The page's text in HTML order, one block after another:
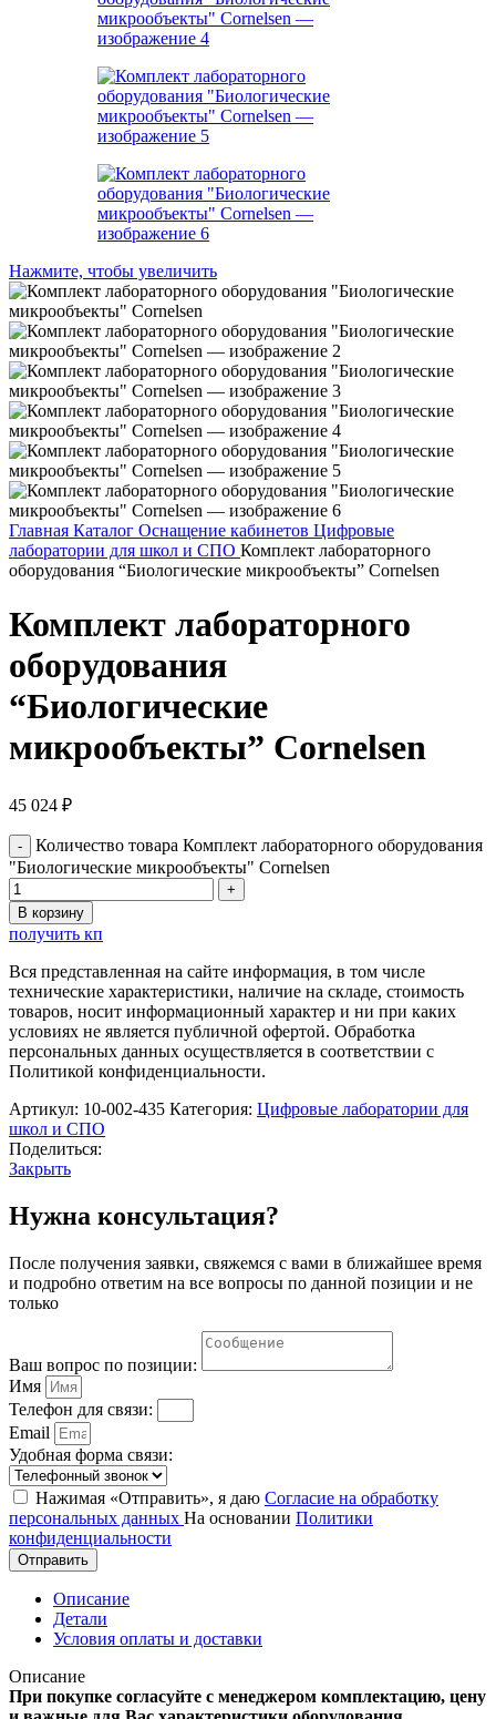
Нажмите, чтобы увеличить
Главная Каталог Оснащение кабинетов Цифровые
лаборатории для школ и СПО Комплект лабораторного
оборудования “Биологические микрообъекты” Cornelsen
Комплект лабораторного
оборудования
“Биологические
микрообъекты” Cornelsen
45 024 ₽
Количество товара Комплект лабораторного оборудования
"Биологические микрообъекты" Cornelsen
В корзину
получить кп
Вся представленная на сайте информация, в том числе
технические характеристики, наличие на складе, стоимость
товаров, носит информационный характер и ни при каких
условиях не является публичной офертой. Обработка
персональных данных осуществляется в соответствии с
Политикой конфиденциальности.
Артикул: 10-002-435 Категория: Цифровые лаборатории для
школ и СПО
Поделиться:
Закрыть
Нужна консультация?
После получения заявки, свяжемся с вами в ближайшее время
и подробно ответим на все вопросы по данной позиции и не
только
Ваш вопрос по позиции:
Имя
Телефон для связи:
Email
Удобная форма связи:
Нажимая «Отправить», я даю Согласие на обработку
персональных данных На основании Политики
конфиденциальности
Отправить
Описание
Детали
Условия оплаты и доставки
Описание
При покупке согласуйте с менеджером комплектацию, цену